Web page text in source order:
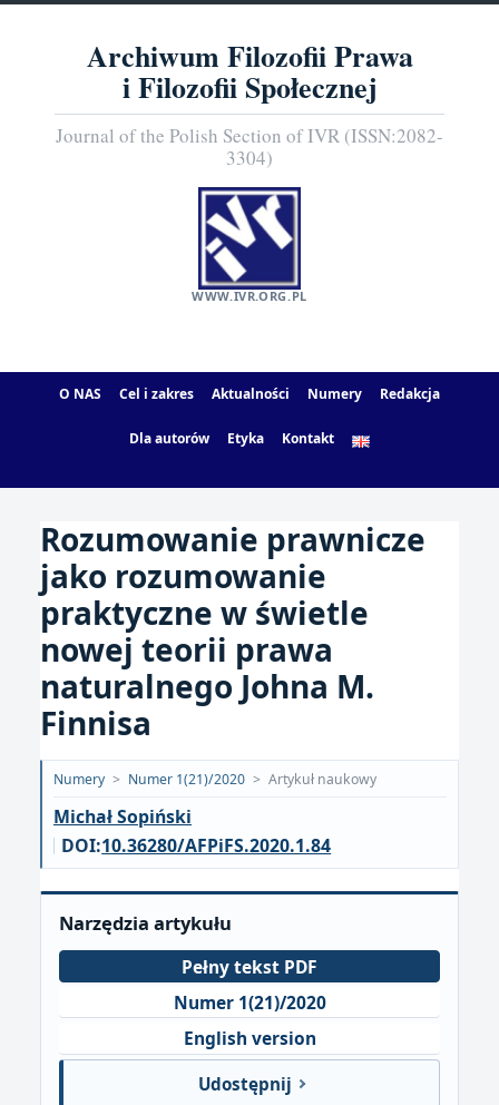
Archiwum Filozofii Prawa
i Filozofii Społecznej
Journal of the Polish Section of IVR (ISSN:2082-
3304)
WWW.IVR.ORG.PL
O NAS Cel i zakres Aktualności Numery Redakcja
Dla autorów Etyka Kontakt
Rozumowanie prawnicze
jako rozumowanie
praktyczne w świetle
nowej teorii prawa
naturalnego Johna M.
Finnisa
Opublikowano:
2020-
03-
15
Numery > Numer 1(21)/2020 > Artykuł naukowy
Michał Sopiński
DOI:10.36280/AFPiFS.2020.1.84
Narzędzia artykułu
Pełny tekst PDF
Numer 1(21)/2020
English version
Udostępnij